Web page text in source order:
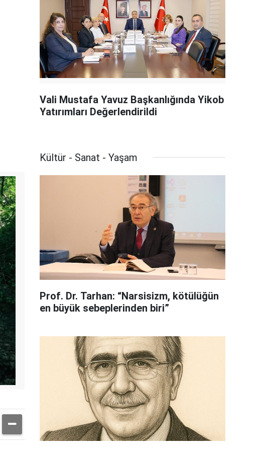
Vali Mustafa Yavuz Başkanlığında Yikob
Yatırımları Değerlendirildi
Kültür - Sanat - Yaşam
Prof. Dr. Tarhan: “Narsisizm, kötülüğün
en büyük sebeplerinden biri”